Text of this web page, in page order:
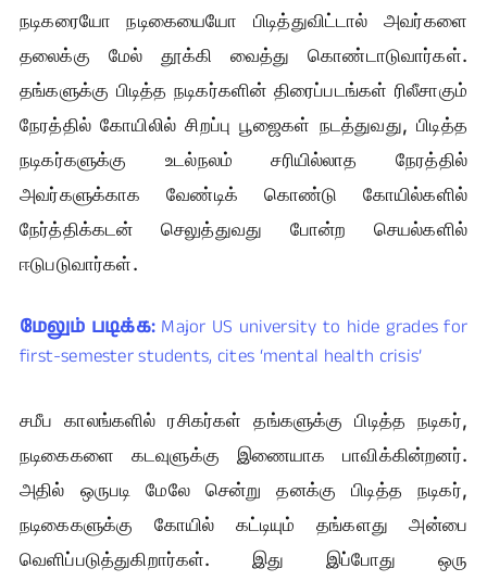
நடிகரையோ நடிகையையோ பிடித்துவிட்டால் அவர்களை
தலைக்கு மேல் தூக்கி வைத்து கொண்டாடுவார்கள்.
தங்களுக்கு பிடித்த நடிகர்களின் திரைப்படங்கள் ரிலீசாகும்
நேரத்தில் கோயிலில் சிறப்பு பூஜைகள் நடத்துவது, பிடித்த
நடிகர்களுக்கு உடல்நலம் சரியில்லாத நேரத்தில்
அவர்களுக்காக வேண்டிக் கொண்டு கோயில்களில்
நேர்த்திக்கடன் செலுத்துவது போன்ற செயல்களில்
ஈடுபடுவார்கள்.
மேலும் படிக்க:Major US university to hide grades for
first-semester students, cites ‘mental health crisis’
சமீப காலங்களில் ரசிகர்கள் தங்களுக்கு பிடித்த நடிகர்,
நடிகைகளை கடவுளுக்கு இணையாக பாவிக்கின்றனர்.
அதில் ஒருபடி மேலே சென்று தனக்கு பிடித்த நடிகர்,
நடிகைகளுக்கு கோயில் கட்டியும் தங்களது அன்பை
வெளிப்படுத்துகிறார்கள். இது இப்போது ஒரு